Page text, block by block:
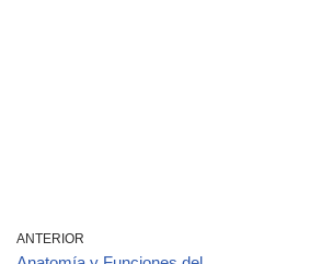
ANTERIOR